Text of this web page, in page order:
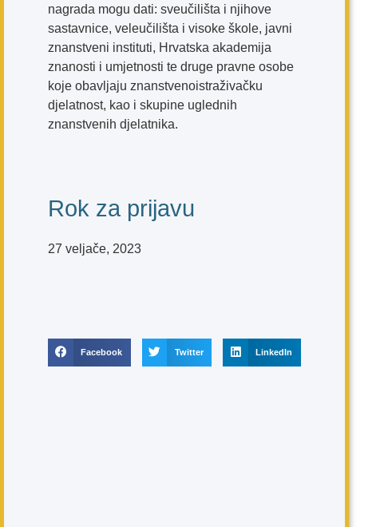
nagrada mogu dati: sveučilišta i njihove
sastavnice, veleučilišta i visoke škole, javni
znanstveni instituti, Hrvatska akademija
znanosti i umjetnosti te druge pravne osobe
koje obavljaju znanstvenoistraživačku
djelatnost, kao i skupine uglednih
znanstvenih djelatnika.
Rok za prijavu
27 veljače, 2023
Facebook Twitter LinkedIn